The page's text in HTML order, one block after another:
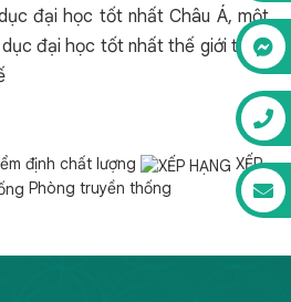
đại học tốt nhất Châu Á, một
đại học tốt nhất thế giới theo
định chất lượng
XẾP
Phòng truyền thống